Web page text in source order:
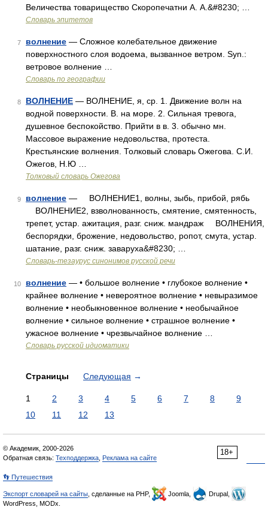
Величества товарищество Скоропечатни А. А.&#8230; …
Словарь эпитетов
7 волнение — Сложное колебательное движение
поверхностного слоя водоема, вызванное ветром. Syn.:
ветровое волнение …
Словарь по географии
8 ВОЛНЕНИЕ — ВОЛНЕНИЕ, я, ср. 1. Движение волн на
водной поверхности. В. на море. 2. Сильная тревога,
душевное беспокойство. Прийти в в. 3. обычно мн.
Массовое выражение недовольства, протеста.
Крестьянские волнения. Толковый словарь Ожегова. С.И.
Ожегов, Н.Ю …
Толковый словарь Ожегова
9 волнение — ВОЛНЕНИЕ1, волны, зыбь, прибой, рябь
ВОЛНЕНИЕ2, взволнованность, смятение, смятенность,
трепет, устар. ажитация, разг. сниж. мандраж ВОЛНЕНИЯ,
беспорядки, брожение, недовольство, ропот, смута, устар.
шатание, разг. сниж. заваруха&#8230; …
Словарь-тезаурус синонимов русской речи
10 волнение — • большое волнение • глубокое волнение •
крайнее волнение • невероятное волнение • невыразимое
волнение • необыкновенное волнение • необычайное
волнение • сильное волнение • страшное волнение •
ужасное волнение • чрезвычайное волнение …
Словарь русской идиоматики
Страницы Следующая →
1 2 3 4 5 6 7 8
9
10
11 12 13
18+
© Академик, 2000-2026
Обратная связь: Техподдержка Реклама на сайте
👣 Путешествия
Экспорт словарей на сайты , сделанные на PHP, Joomla,
Drupal,
WordPress, MODx.